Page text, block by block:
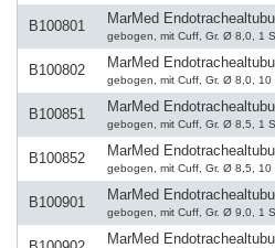
B100801 MarMed
gebogen, mit Cuff, Gr. Ø 8,0, 1
B100802 MarMed
gebogen, mit Cuff, Gr. Ø 8,0, 10
B100851 MarMed
gebogen, mit Cuff, Gr. Ø 8,5, 1
B100852 MarMed
gebogen, mit Cuff, Gr. Ø 8,5, 10
B100901 MarMed
gebogen, mit Cuff, Gr. Ø 9,0, 1
MarMed